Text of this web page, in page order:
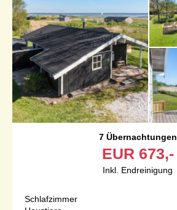
7 Übernachtungen
EUR 673,-
Inkl. Endreinigung
Schlafzimmer